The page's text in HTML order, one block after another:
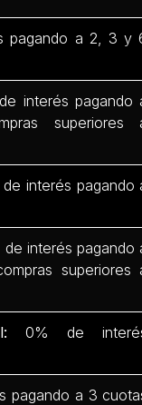
pagando a 2, 3 y
interés pagando
superiores
interés pagando
de interés pagando
superiores
0% de
pagando a 3